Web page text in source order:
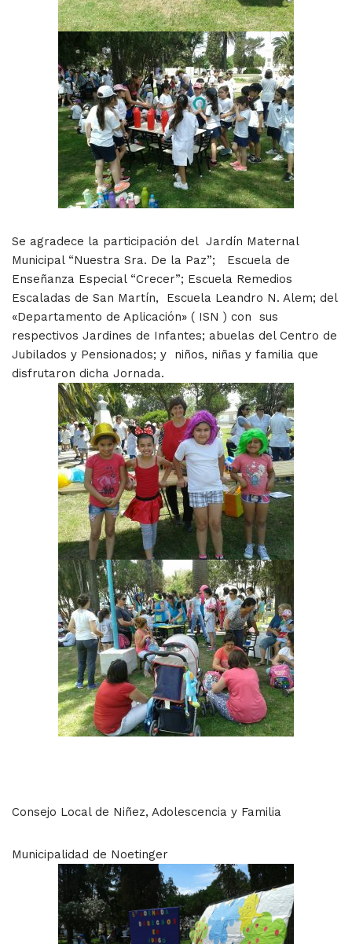
Se agradece la participación del Jardín Maternal
Municipal “Nuestra Sra. De la Paz”; Escuela de
Enseñanza Especial “Crecer”; Escuela Remedios
Escaladas de San Martín, Escuela Leandro N. Alem; del
«Departamento de Aplicación» ( ISN ) con sus
respectivos Jardines de Infantes; abuelas del Centro de
Jubilados y Pensionados; y niños, niñas y familia que
disfrutaron dicha Jornada.
Consejo Local de Niñez, Adolescencia y Familia
Municipalidad de Noetinger